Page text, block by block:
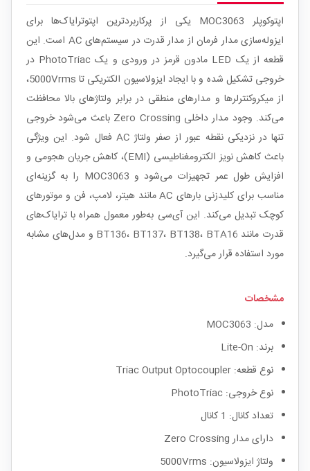
اپتوکوپلر MOC3063 یکی از پرکاربردترین اپتوترایاک‌ها برای
ایزوله‌سازی مدار فرمان از مدار قدرت در سیستم‌های AC است. این
قطعه از یک LED مادون قرمز در ورودی و یک PhotoTriac در
خروجی تشکیل شده و با ایجاد ایزولاسیون الکتریکی تا 5000Vrms،
از میکروکنترلرها و مدارهای منطقی در برابر ولتاژهای بالا محافظت
می‌کند.
وجود مدار داخلی Zero Crossing باعث می‌شود خروجی
تنها در نزدیکی نقطه عبور از صفر ولتاژ AC فعال شود. این ویژگی
باعث کاهش نویز الکترومغناطیسی (EMI)، کاهش جریان هجومی و
افزایش طول عمر تجهیزات می‌شود و MOC3063 را به گزینه‌ای
مناسب برای کلیدزنی بارهای AC مانند هیتر، لامپ، فن و موتورهای
کوچک تبدیل می‌کند. این آی‌سی به‌طور معمول همراه با ترایاک‌های
قدرت مانند BT136، BT137، BT138، BTA16 و مدل‌های مشابه
مورد استفاده قرار می‌گیرد.
مشخصات
مدل: MOC3063
برند: Lite-On
نوع قطعه: Triac Output Optocoupler
نوع خروجی: PhotoTriac
تعداد کانال: 1 کانال
دارای مدار Zero Crossing
ولتاژ ایزولاسیون: 5000Vrms